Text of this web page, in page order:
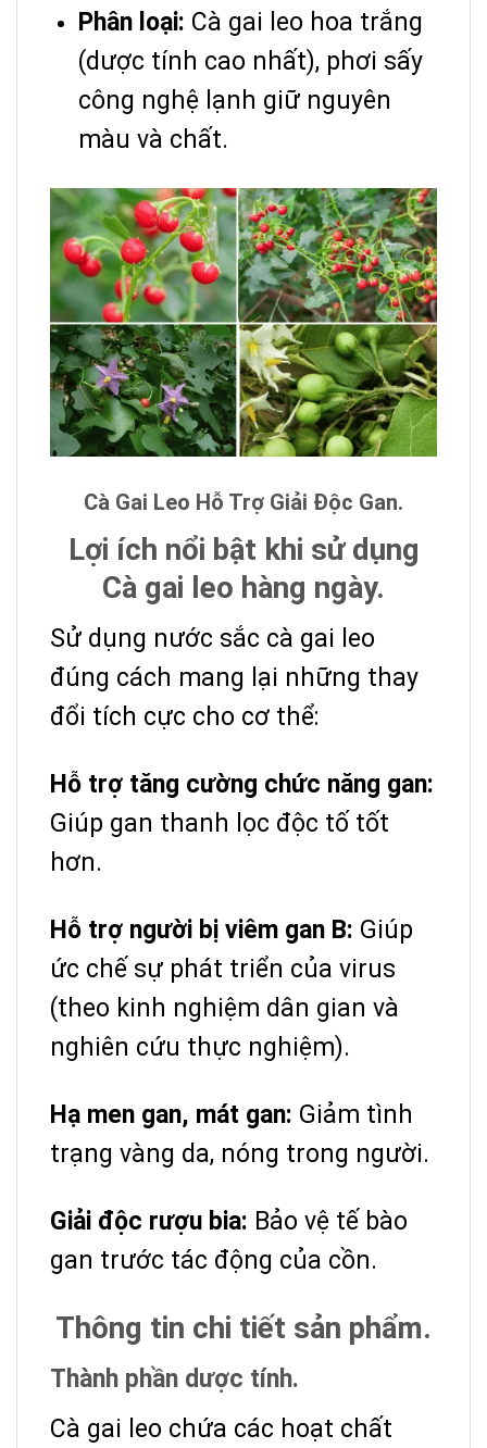
Phân loại: Cà gai leo hoa trắng
(dược tính cao nhất), phơi sấy
công nghệ lạnh giữ nguyên
màu và chất.
Cà Gai Leo Hỗ Trợ Giải Độc Gan.
Lợi ích nổi bật khi sử dụng
Cà gai leo hàng ngày.
Sử dụng nước sắc cà gai leo
đúng cách mang lại những thay
đổi tích cực cho cơ thể:
Hỗ trợ tăng cường chức năng gan:
Giúp gan thanh lọc độc tố tốt
hơn.
Hỗ trợ người bị viêm gan B: Giúp
ức chế sự phát triển của virus
(theo kinh nghiệm dân gian và
nghiên cứu thực nghiệm).
Hạ men gan, mát gan: Giảm tình
trạng vàng da, nóng trong người.
Giải độc rượu bia: Bảo vệ tế bào
gan trước tác động của cồn.
Thông tin chi tiết sản phẩm.
Thành phần dược tính.
Cà gai leo chứa các hoạt chất